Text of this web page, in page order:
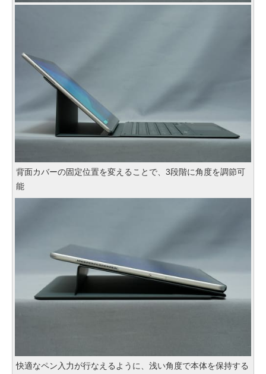
背面カバーの固定位置を変えることで、3段階に角度を調節可
能
快適なペン入力が行なえるように、浅い角度で本体を保持する